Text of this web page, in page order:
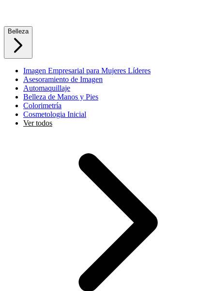
Belleza
Imagen Empresarial para Mujeres Líderes
Asesoramiento de Imagen
Automaquillaje
Belleza de Manos y Pies
Colorimetría
Cosmetologia Inicial
Ver todos